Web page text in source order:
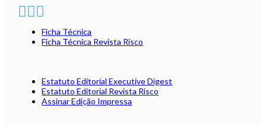
Ficha Técnica
Ficha Técnica Revista Risco
Estatuto Editorial Executive Digest
Estatuto Editorial Revista Risco
Assinar Edição Impressa